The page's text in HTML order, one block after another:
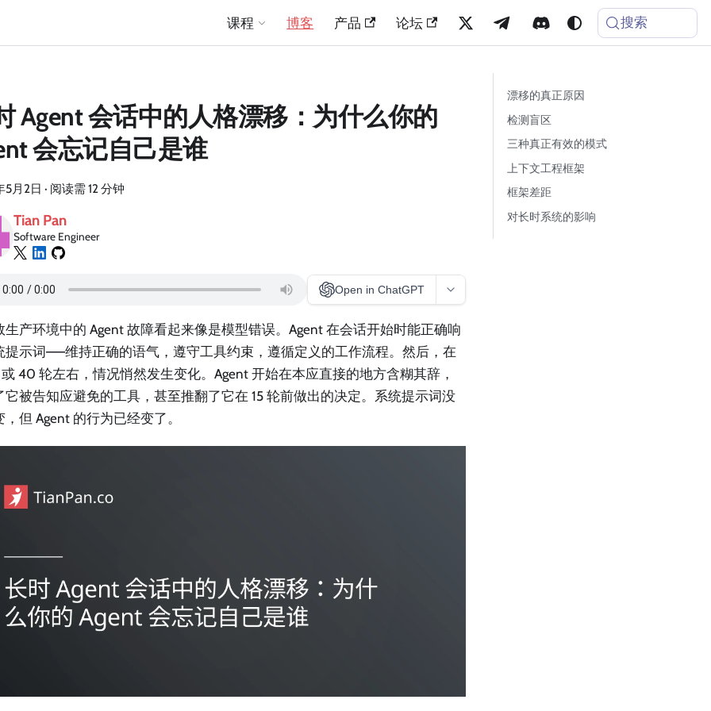
课程 博客 产品 论坛 搜索
Agent 会话中的人格漂移：为什么你的
会忘记自己是谁
5月2日 · 阅读需 12 分钟
Tian Pan
Software Engineer
Open in ChatGPT
生产环境中的 Agent 故障看起来像是模型错误。Agent 在会话开始时能正确响
提示词——维持正确的语气，遵守工具约束，遵循定义的工作流程。然后，在
40 轮左右，情况悄然发生变化。Agent 开始在本应直接的地方含糊其辞，
它被告知应避免的工具，甚至推翻了它在 15 轮前做出的决定。系统提示词没
，但 Agent 的行为已经变了。
漂移的真正原因
检测盲区
三种真正有效的模式
上下文工程框架
框架差距
对长时系统的影响